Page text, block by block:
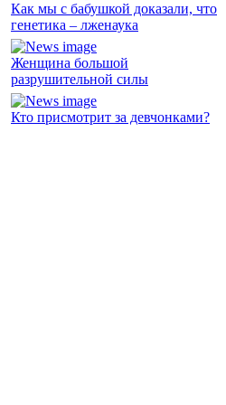
Как мы с бабушкой доказали, что
генетика – лженаука
Женщина большой
разрушительной силы
Кто присмотрит за девчонками?